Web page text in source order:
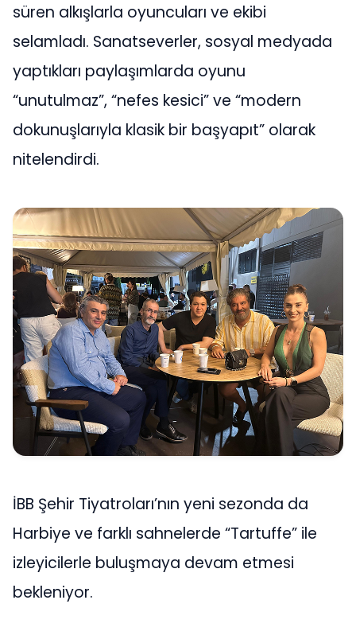
süren alkışlarla oyuncuları ve ekibi
selamladı. Sanatseverler, sosyal medyada
yaptıkları paylaşımlarda oyunu
“unutulmaz”, “nefes kesici” ve “modern
dokunuşlarıyla klasik bir başyapıt” olarak
nitelendirdi.
İBB Şehir Tiyatroları’nın yeni sezonda da
Harbiye ve farklı sahnelerde “Tartuffe” ile
izleyicilerle buluşmaya devam etmesi
bekleniyor.